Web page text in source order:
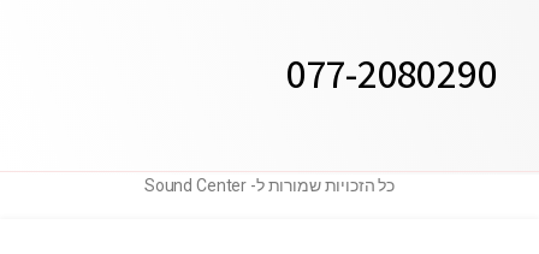
077-2080290
כל הזכויות שמורות ל- Sound Center